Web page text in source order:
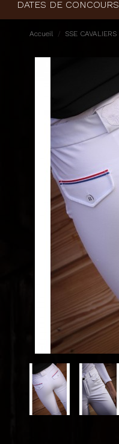
DATES DE CONCOURS
Accueil SSE CAVALIERS